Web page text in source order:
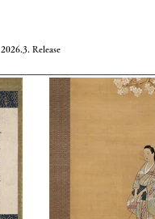
2026.3 . Release